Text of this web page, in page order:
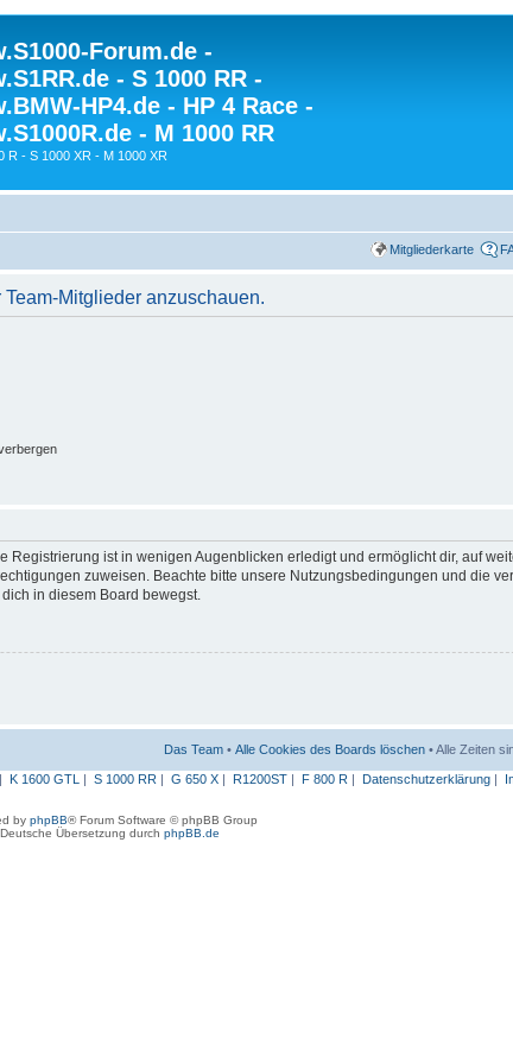
Forum.de -
- S 1000 RR -
HP4.de - HP 4 Race -
- M 1000 RR
R - S 1000 XR - M 1000 XR
Mitgliederkarte
Mitglieder anzuschauen.
Registrierung ist in wenigen Augenblicken erledigt und ermöglicht dir, auf
zuweisen. Beachte bitte unsere Nutzungsbedingungen und die
in diesem Board bewegst.
Das Team • Alle Cookies des Boards löschen • Alle Zeiten
K 1600 GTL | S 1000 RR | G 650 X| R1200ST| F 800 R | Datenschutzerklärung|
by phpBB® Forum Software © phpBB Group
Deutsche Übersetzung durch phpBB.de